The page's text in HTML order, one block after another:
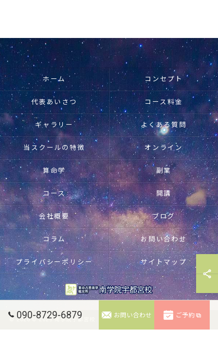
090-8729-6879 お問い合わせ ご予約
ホーム コンセプト
代表あいさつ コース料金
ギャラリー よくある質問
当スクールの特徴 オンライン
算命学 副業
コース 開講
会社概要 ブログ
コラム お問い合わせ
プライバシーポリシー サイトマップ
© 2026 © 2025 南学院宇都宮校. 無断転載禁止。 ALL RIGHTS RESERVED.